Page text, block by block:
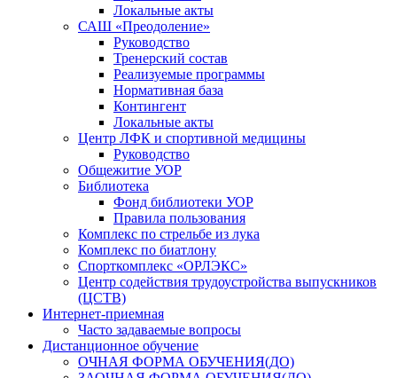
Локальные акты
САШ «Преодоление»
Руководство
Тренерский состав
Реализуемые программы
Нормативная база
Контингент
Локальные акты
Центр ЛФК и спортивной медицины
Руководство
Общежитие УОР
Библиотека
Фонд библиотеки УОР
Правила пользования
Комплекс по стрельбе из лука
Комплекс по биатлону
Спорткомплекс «ОРЛЭКС»
Центр содействия трудоустройства выпускников
(ЦСТВ)
Интернет-приемная
Часто задаваемые вопросы
Дистанционное обучение
ОЧНАЯ ФОРМА ОБУЧЕНИЯ(ДО)